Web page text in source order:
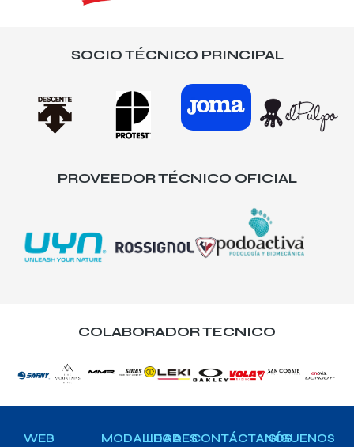
SOCIO TÉCNICO PRINCIPAL
PROVEEDOR TÉCNICO OFICIAL
COLABORADOR TECNICO
WEB MODALIDADES
LEGALCONTÁCTANOSSÍGUENOS